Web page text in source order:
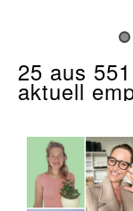
25 aus
aktuell